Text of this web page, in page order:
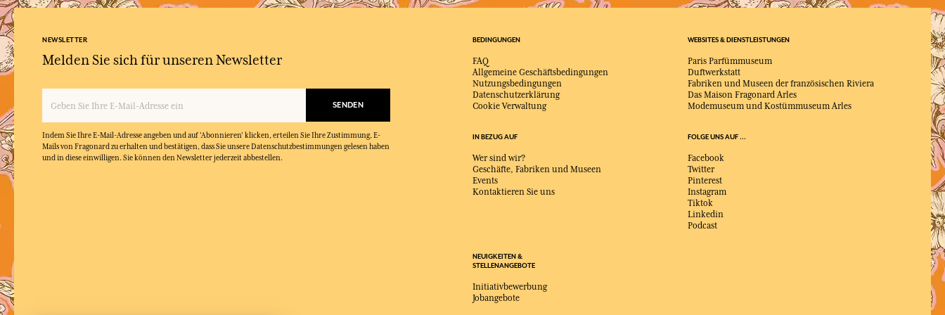
NEWSLETTER
Melden Sie sich für unseren Newsletter
SENDEN
Indem Sie Ihre E-Mail-Adresse angeben und auf 'Abonnieren' klicken, erteilen Sie Ihre Zustimmung, E-
Mails von Fragonard zu erhalten und bestätigen, dass Sie unsere Datenschutzbestimmungen gelesen haben
und in diese einwilligen. Sie können den Newsletter jederzeit abbestellen.
BEDINGUNGEN
FAQ
Allgemeine Geschäftsbedingungen
Nutzungsbedingungen
Datenschutzerklärung
Cookie Verwaltung
WEBSITES & DIENSTLEISTUNGEN
Paris Parfümmuseum
Duftwerkstatt
Fabriken und Museen der französischen Riviera
Das Maison Fragonard Arles
Modemuseum und Kostümmuseum Arles
IN BEZUG AUF
Wer sind wir?
Geschäfte, Fabriken und Museen
Events
Kontaktieren Sie uns
FOLGE UNS AUF ...
Facebook
Twitter
Pinterest
Instagram
Tiktok
Linkedin
Podcast
NEUIGKEITEN &
STELLENANGEBOTE
Initiativbewerbung
Jobangebote